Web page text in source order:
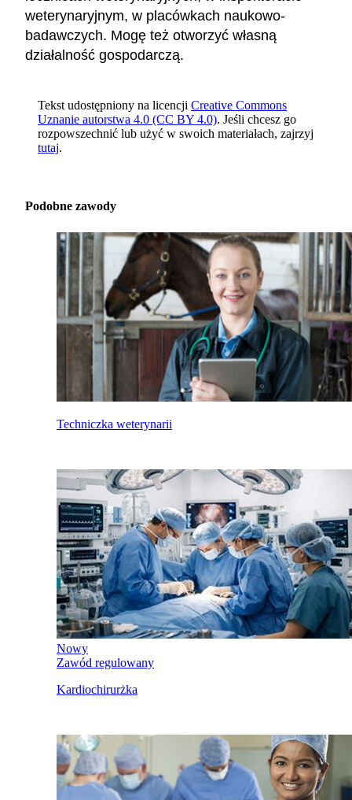
weterynaryjnym, w placówkach naukowo-
badawczych. Mogę też otworzyć własną
działalność gospodarczą.
Tekst udostępniony na licencji Creative Commons
Uznanie autorstwa 4.0 (CC BY 4.0). Jeśli chcesz go
rozpowszechnić lub użyć w swoich materiałach, zajrzyj
tutaj.
Podobne zawody
Techniczka weterynarii
Nowy
Zawód regulowany
Kardiochirurżka